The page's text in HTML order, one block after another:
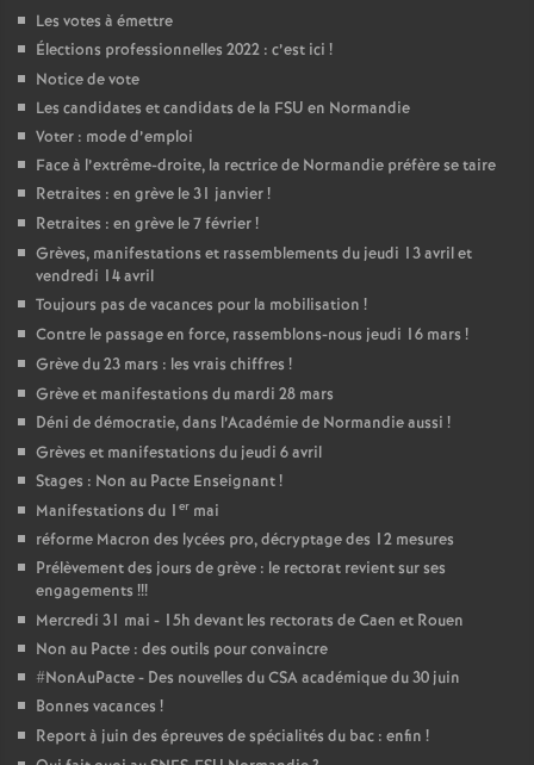
Les votes à émettre
Élections professionnelles 2022 : c’est ici !
Notice de vote
Les candidates et candidats de la FSU en Normandie
Voter : mode d’emploi
Face à l’extrême-droite, la rectrice de Normandie préfère se taire
Retraites : en grève le 31 janvier!
Retraites : en grève le 7 février!
Grèves, manifestations et rassemblements du jeudi 13 avril et
vendredi 14 avril
Toujours pas de vacances pour la mobilisation !
Contre le passage en force, rassemblons-nous jeudi 16 mars !
Grève du 23 mars : les vrais chiffres !
Grève et manifestations du mardi 28 mars
Déni de démocratie, dans l’Académie de Normandie aussi !
Grèves et manifestations du jeudi 6 avril
Stages : Non au Pacte Enseignant!
Manifestations du 1 er mai
réforme Macron des lycées pro, décryptage des 12 mesures
Prélèvement des jours de grève : le rectorat revient sur ses
engagements !!!
Mercredi 31 mai - 15h devant les rectorats de Caen et Rouen
Non au Pacte : des outils pour convaincre
#NonAuPacte - Des nouvelles du CSA académique du 30 juin
Bonnes vacances !
Report à juin des épreuves de spécialités du bac : enfin !